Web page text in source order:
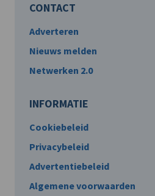
CONTACT
Adverteren
Nieuws melden
Netwerken 2.0
INFORMATIE
Cookiebeleid
Privacybeleid
Advertentiebeleid
Algemene voorwaarden